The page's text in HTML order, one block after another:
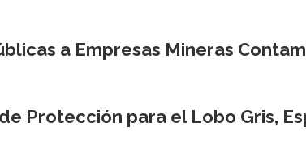
a Empresas Mineras
Protección para el Lobo Gris,